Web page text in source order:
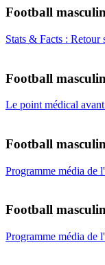
Football masculin
Stats & Facts :
Football masculin
Le point médical
Football masculin
Programme média de
Football
Programme média de